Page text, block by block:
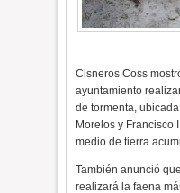
Cisneros Coss
ayuntamiento
de tormenta,
Morelos y Francisco
medio de tierra
También anunció
realizará la faena